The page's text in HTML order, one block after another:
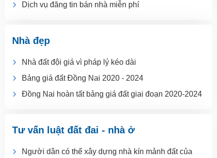
Dịch vụ đăng tin bán nhà miễn phí
Nhà đẹp
Nhà đất đội giá vì pháp lý kéo dài
Bảng giá đất Đồng Nai 2020 - 2024
Đồng Nai hoàn tất bảng giá đất giai đoạn 2020-2024
Tư vấn luật đất đai - nhà ở
Người dân có thể xây dựng nhà kín mảnh đất của